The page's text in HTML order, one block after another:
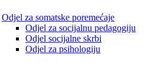
Odjel za somatske poremećaje
Odjel za socijalnu pedagogiju
Odjel socijalne skrbi
Odjel za psihologiju